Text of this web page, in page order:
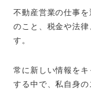
不動産営業の仕事
のこと、税金や法
す。
常に新しい情報を
する中で、私自身の